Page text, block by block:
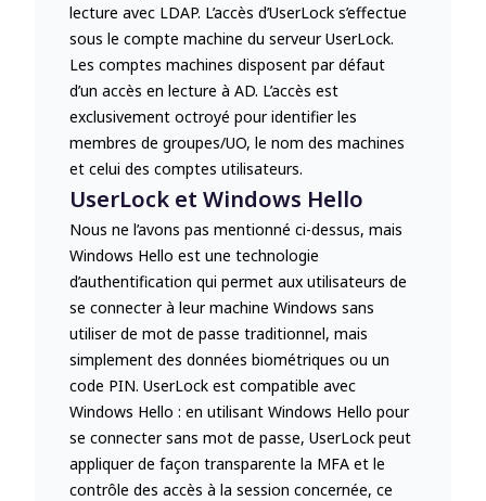
lecture avec LDAP. L’accès d’UserLock s’effectue
sous le compte machine du serveur UserLock.
Les comptes machines disposent par défaut
d’un accès en lecture à AD. L’accès est
exclusivement octroyé pour identifier les
membres de groupes/UO, le nom des machines
et celui des comptes utilisateurs.
UserLock et Windows Hello
Nous ne l’avons pas mentionné ci-dessus, mais
Windows Hello est une technologie
d’authentification qui permet aux utilisateurs de
se connecter à leur machine Windows sans
utiliser de mot de passe traditionnel, mais
simplement des données biométriques ou un
code PIN. UserLock est compatible avec
Windows Hello : en utilisant Windows Hello pour
se connecter sans mot de passe, UserLock peut
appliquer de façon transparente la MFA et le
contrôle des accès à la session concernée, ce